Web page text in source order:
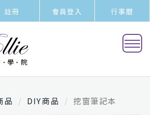
註冊 會員登入 行事曆
品 DIY商品 挖窗筆記本